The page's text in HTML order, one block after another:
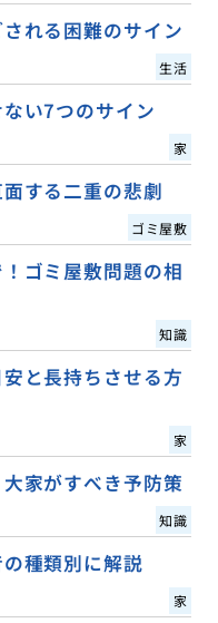
れる困難のサイン
生活
い7つのサイン
家
する二重の悲劇
ゴミ屋敷
ゴミ屋敷問題の相
知識
と長持ちさせる方
家
家がすべき予防策
知識
種類別に解説
家